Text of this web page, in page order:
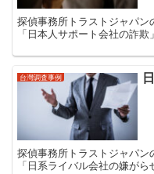
探偵事務所トラストジャパ
「日本人サポート会社の詐欺
台灣調査事例
探偵事務所トラストジャパ
「日系ライバル会社の嫌が